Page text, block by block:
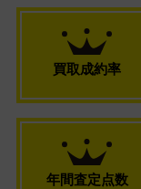
買取成約率
年間査定点数